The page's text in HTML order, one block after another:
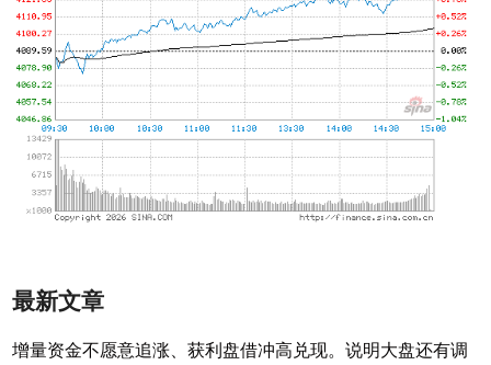
最新文章
增量资金不愿意追涨、获利盘借冲高兑现。说明大盘还有调